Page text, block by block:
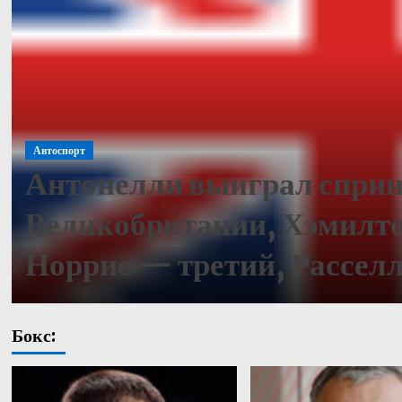
Автоспорт
Антонелли выиграл
Великобритании,
Норрис — третий,
Бокс: